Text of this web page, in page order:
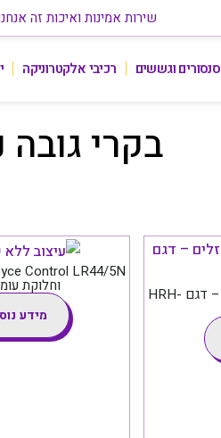
שירות אמינות ואיכות זה
סנסורים וגששים רכיבי אלקטרוניקה
בקרי גובה
בקר (ממסר) מפלס נוזלים – דגם HRH- וחלוקת
מידע